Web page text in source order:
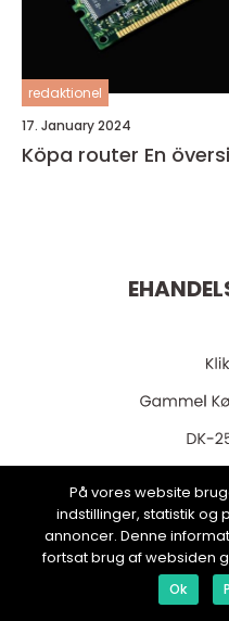
redaktionel
17. January 2024
Köpa
web:
På vores website
indstillinger, statistik og
annoncer. Denne
fortsat brug af websiden
Ok